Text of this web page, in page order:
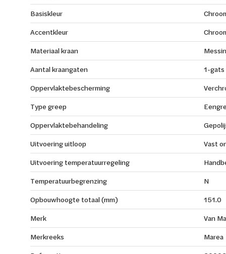
Basiskleur
Accentkleur
Materiaal kraan
Aantal kraangaten
1-gats
Oppervlaktebescherming
Type greep
Oppervlaktebehandeling
Uitvoering uitloop
Vast
Uitvoering temperatuurregeling
Temperatuurbegrenzing
N
Opbouwhoogte totaal (mm)
151.0
Merk
Van
Merkreeks
Marea